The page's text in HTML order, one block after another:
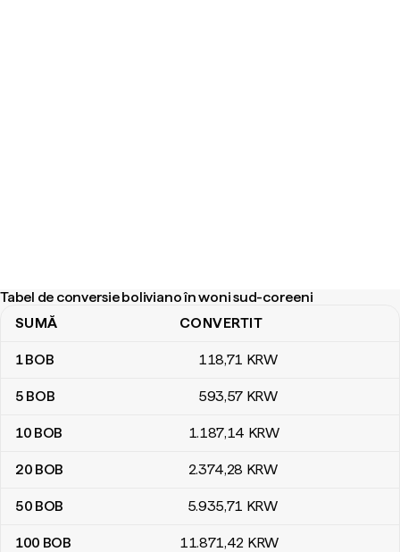
Tabel de conversie boliviano în woni sud-coreeni
Tabel de conversie boliviano în woni sud-coreeni
SUMĂ CONVERTIT
1BOB 118,71 KRW
5 BOB 593,57 KRW
10 BOB 1.187,14 KRW
20 BOB 2.374,28 KRW
50 BOB 5.935,71 KRW
100 BOB 11.871,42 KRW